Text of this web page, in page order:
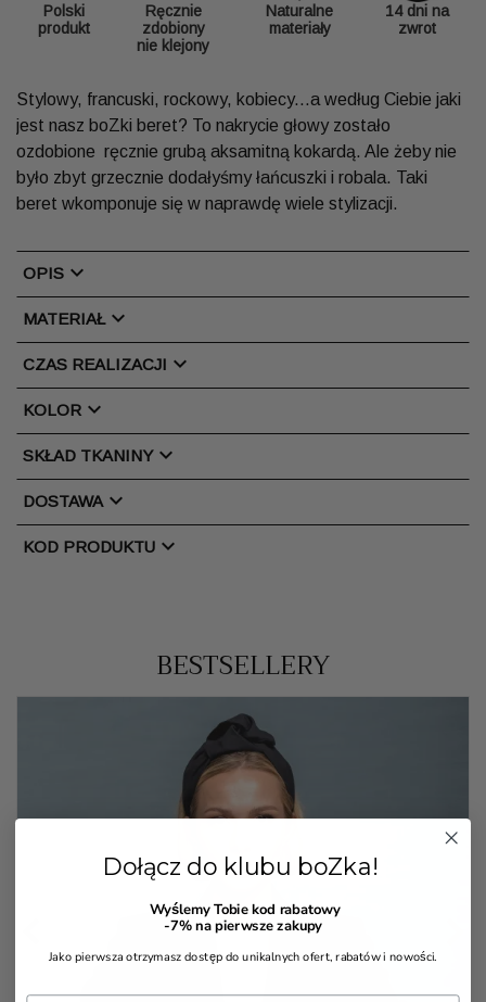
Polski
produkt
Ręcznie
zdobiony
nie klejony
Naturalne
materiały
14 dni na
zwrot
Stylowy, francuski, rockowy, kobiecy...a według Ciebie jaki
jest nasz boZki beret? To nakrycie głowy zostało
ozdobione ręcznie grubą aksamitną kokardą. Ale żeby nie
było zbyt grzecznie dodałyśmy łańcuszki i robala. Taki
beret wkomponuje się w naprawdę wiele stylizacji.
OPIS chevron_right
MATERIAŁchevron_right
CZAS REALIZACJI chevron_right
KOLOR chevron_right
SKŁAD TKANINYchevron_right
DOSTAWAchevron_right
KOD PRODUKTU chevron_right
BESTSELLERY
Dołącz do klubu boZka!
Wyślemy Tobie kod rabatowy
-7%na pierwsze zakupy
Jako pierwsza otrzymasz dostęp do unikalnych ofert, rabatów i nowości.